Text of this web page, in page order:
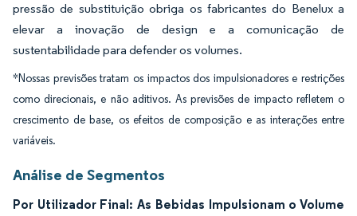
pressão de substituição obriga os fabricantes do Benelux a
elevar a inovação de design e a comunicação de
sustentabilidade para defender os volumes.
*Nossas previsões tratam os impactos dos impulsionadores e restrições
como direcionais, e não aditivos. As previsões de impacto refletem o
crescimento de base, os efeitos de composição e as interações entre
variáveis.
Análise de Segmentos
Por Utilizador Final: As Bebidas Impulsionam o Volume